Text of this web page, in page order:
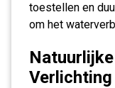
toestellen en
om het
Verlichting